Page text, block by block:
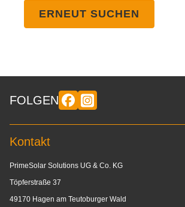
ERNEUT SUCHEN
FOLGEN
Kontakt
PrimeSolar Solutions UG & Co. KG
Töpferstraße 37
49170 Hagen am Teutoburger Wald